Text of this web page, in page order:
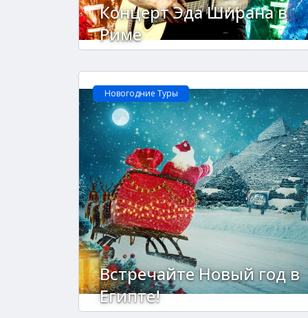
Концерт Эда Ширана в
Риме
Новогодние Туры
Встречайте Новый год в
Египте!